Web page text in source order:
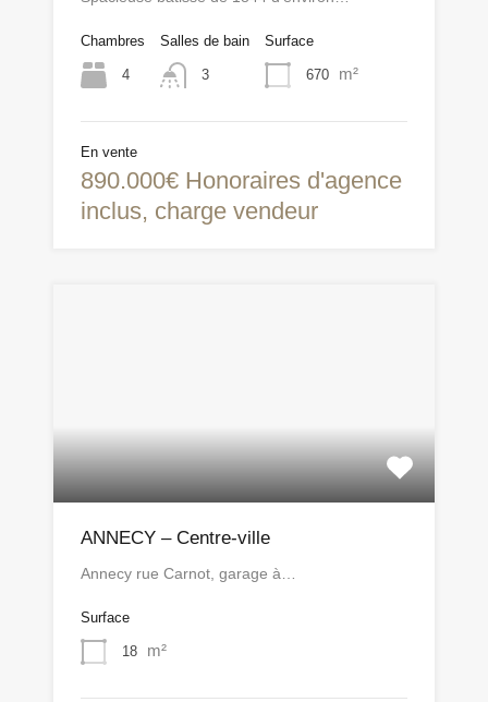
Chambres
4
Salles de bain
3
Surface
670 m²
En vente
890.000€ Honoraires d'agence
inclus, charge vendeur
ANNECY – Centre-ville
Annecy rue Carnot, garage à…
Surface
18 m²